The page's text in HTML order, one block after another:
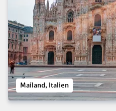
Mailand, Italien